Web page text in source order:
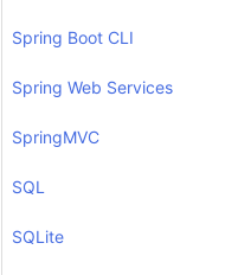
Spring Boot CLI
Spring Web Services
SpringMVC
SQL
SQLite